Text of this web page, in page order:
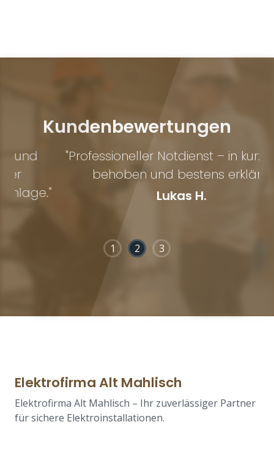
Kundenbewertungen
"Professioneller Notdienst – in kurzer Zeit
behoben und bestens erklärt."
Lukas H.
1 2 3
Elektrofirma Alt Mahlisch
Elektrofirma Alt Mahlisch – Ihr zuverlässiger Partner
für sichere Elektroinstallationen.